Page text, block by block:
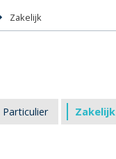
Zakelijk
Particulier Zakelijk